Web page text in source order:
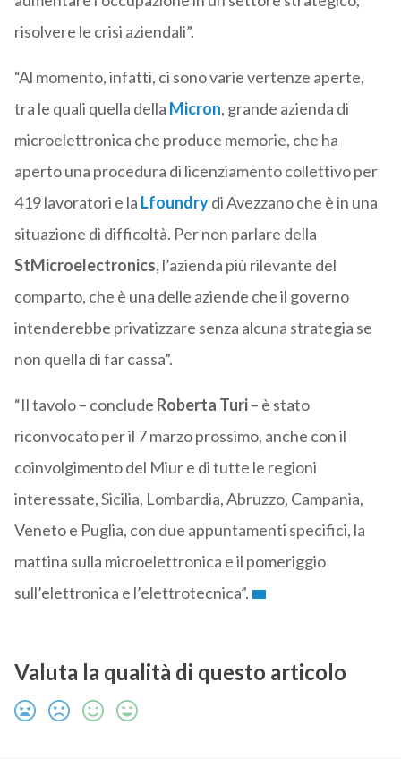
risolvere le crisi aziendali”.
“Al momento, infatti, ci sono varie vertenze aperte,
tra le quali quella della Micron, grande azienda di
microelettronica che produce memorie, che ha
aperto una procedura di licenziamento collettivo per
419 lavoratori e la Lfoundrydi Avezzano che è in una
situazione di difficoltà. Per non parlare della
StMicroelectronics,l’azienda più rilevante del
comparto, che è una delle aziende che il governo
intenderebbe privatizzare senza alcuna strategia se
non quella di far cassa”.
“Il tavolo – conclude Roberta Turi– è stato
riconvocato per il 7 marzo prossimo, anche con il
coinvolgimento del Miur e di tutte le regioni
interessate, Sicilia, Lombardia, Abruzzo, Campania,
Veneto e Puglia, con due appuntamenti specifici, la
mattina sulla microelettronica e il pomeriggio
sull’elettronica e l’elettrotecnica”.
Valuta la qualità di questo articolo